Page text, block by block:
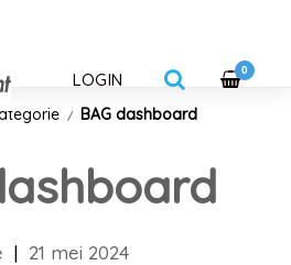
LOGIN 0
BAG dashboard
| 21 mei 2024